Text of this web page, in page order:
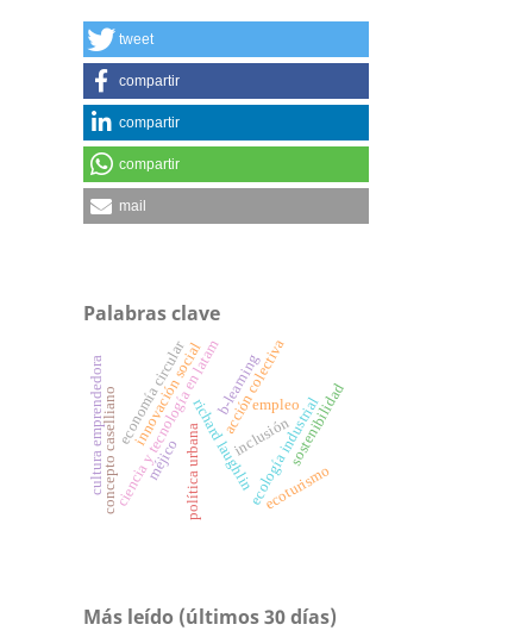
tweet
compartir
compartir
compartir
mail
Palabras clave
richard laughlin
ciencia y tecnología en latam
innovación social
política urbana
acción colectiva
empleo
ecología industrial
economía circular sostenibilidad
méjico
ecoturismo
concepto caselliano inclusión
cultura emprendedora b-learning
Más leído (últimos 30 días)